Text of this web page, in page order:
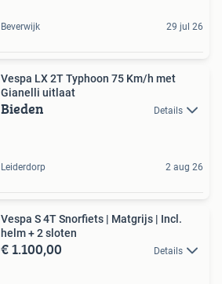
Beverwijk 29 jul 26
Vespa LX 2T Typhoon 75 Km/h met
Gianelli uitlaat
Bieden Details
Leiderdorp 2 aug 26
Vespa S 4T Snorfiets | Matgrijs | Incl.
helm + 2 sloten
€ 1.100,00 Details